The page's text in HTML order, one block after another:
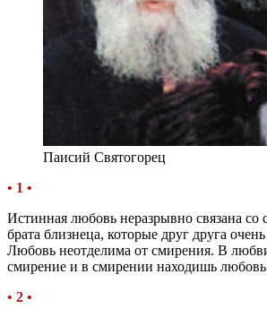
Паисий Святогорец
• 1 •
Истинная любовь неразрывно связана со
брата близнеца, которые друг друга
Любовь неотделима от смирения. В
смирение и в смирении находишь
• 2 •